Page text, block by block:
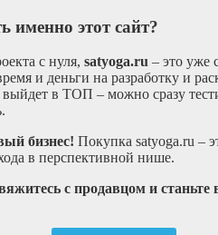
именно этот сайт?
с нуля, satyoga.ru – это уже
и деньги на разработку и
выйдет в ТОП – можно сразу
бизнес! Покупка satyoga.ru –
в перспективной нише.
с продавцом и